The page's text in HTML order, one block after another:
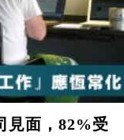
見面，82%受